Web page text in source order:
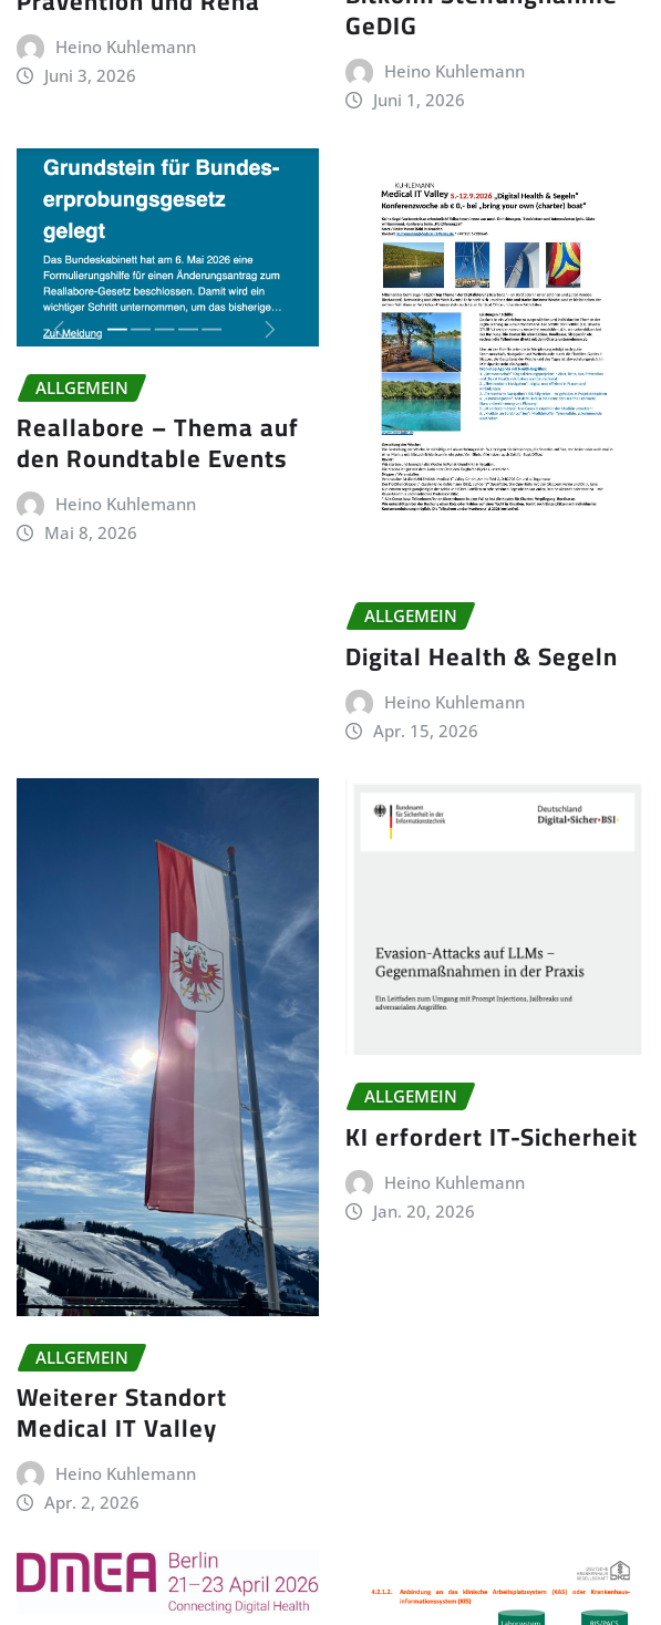
Heino Kuhlemann
Juni 3, 2026
GeDIG
Heino Kuhlemann
Juni 1, 2026
ALLGEMEIN
Reallabore – Thema auf
den Roundtable Events
Heino Kuhlemann
Mai 8, 2026
ALLGEMEIN
Digital Health & Segeln
Heino Kuhlemann
Apr. 15, 2026
ALLGEMEIN
Weiterer Standort
Medical IT Valley
Heino Kuhlemann
Apr. 2, 2026
ALLGEMEIN
KI erfordert IT-Sicherheit
Heino Kuhlemann
Jan. 20, 2026